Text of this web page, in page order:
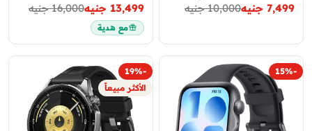
إلغاء الضوضاء النشط ANC
سعر
7,499 جنيه
السعر
10,000 جنيه
سعر
التخفيض
13,499 جنيه
السعر
العادي
16,000 جنيه
مع هدية
-15%
-19%
الأكثر مبيعاً